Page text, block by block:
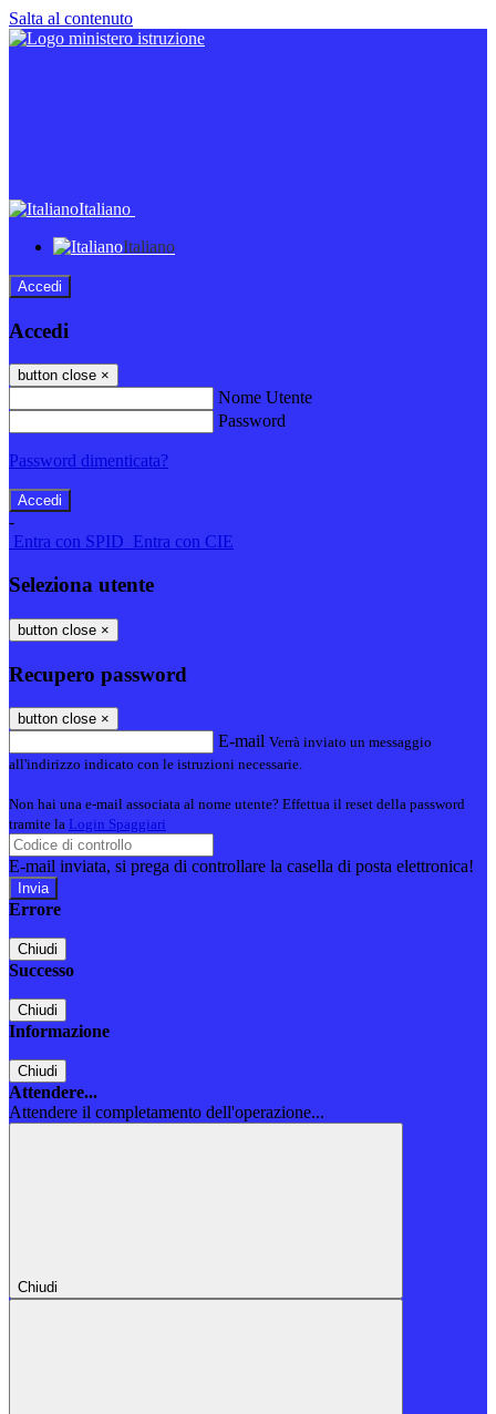
Salta al contenuto
Italiano
Italiano
Accedi
Accedi
button close ×
Nome Utente
Password
Password dimenticata?
-
Entra con SPID Entra con CIE
Seleziona utente
button close ×
Recupero password
button close ×
E-mail Verrà inviato un messaggio
all'indirizzo indicato con le istruzioni necessarie.
Non hai una e-mail associata al nome utente? Effettua il reset della password
tramite la Login Spaggiari
E-mail inviata, si prega di controllare la casella di posta elettronica!
Errore
Chiudi
Successo
Chiudi
Informazione
Chiudi
Attendere...
Attendere il completamento dell'operazione...
Chiudi